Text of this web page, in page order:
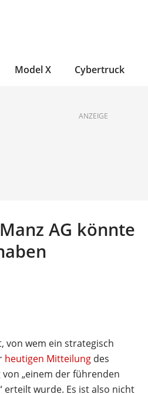
Model X Cybertruck
ANZEIGE
AG könnte
von wem ein strategisch
heutigen Mitteilung des
„einem der führenden
erteilt wurde. Es ist also nicht